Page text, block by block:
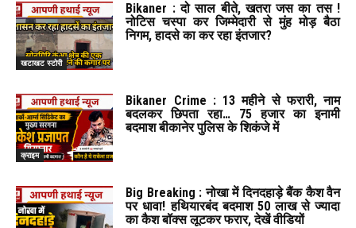
खटाखट स्टोरी
Bikaner : दो साल बीते, खतरा जस का तस !
नोटिस चस्पा कर जिम्मेदारी से मुंह मोड़ बैठा
निगम, हादसे का कर रहा इंतजार?
क्राइम
Bikaner Crime : 13 महीने से फरारी, नाम
बदलकर छिपता रहा… 75 हजार का इनामी
बदमाश बीकानेर पुलिस के शिकंजे में
Big Breaking : नोखा में दिनदहाड़े बैंक कैश वैन
पर धावा! हथियारबंद बदमाश 50 लाख से ज्यादा
का कैश बॉक्स लूटकर फरार, देखें वीडियों